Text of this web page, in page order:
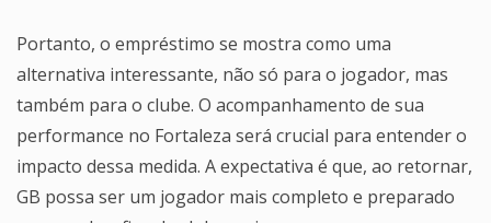
Portanto, o empréstimo se mostra como uma
alternativa interessante, não só para o jogador, mas
também para o clube. O acompanhamento de sua
performance no Fortaleza será crucial para entender o
impacto dessa medida. A expectativa é que, ao retornar,
GB possa ser um jogador mais completo e preparado